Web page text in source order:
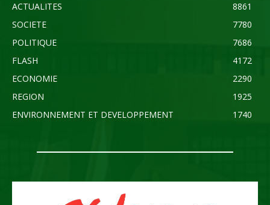
ACTUALITES
8861
SOCIETE
7780
POLITIQUE
7686
FLASH
4172
ECONOMIE
2290
REGION
1925
ENVIRONNEMENT ET DEVELOPPEMENT
1740